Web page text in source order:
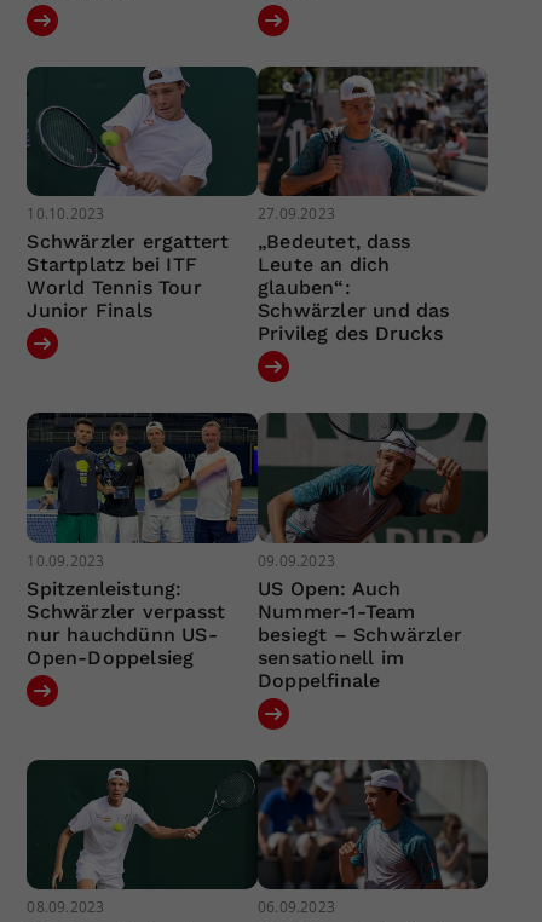
10.10.2023
Schwärzler ergattert
Startplatz bei ITF
World Tennis Tour
Junior Finals
27.09.2023
„Bedeutet, dass
Leute an dich
glauben“:
Schwärzler und das
Privileg des Drucks
10.09.2023
Spitzenleistung:
Schwärzler verpasst
nur hauchdünn US-
Open-Doppelsieg
09.09.2023
US Open: Auch
Nummer-1-Team
besiegt – Schwärzler
sensationell im
Doppelfinale
08.09.2023 06.09.2023